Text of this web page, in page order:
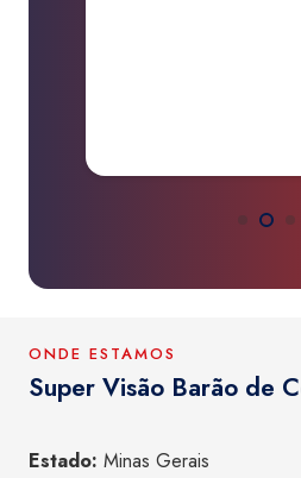
ONDE ESTAMOS
Super Visão Barão de
Estado: Minas Gerais